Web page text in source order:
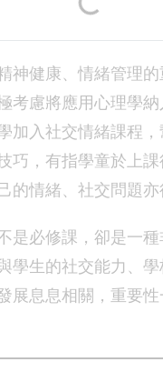
神健康、情緒管理
考慮將應用心理學納
加入社交情緒課程
巧，有指學童於上
的情緒、社交問題亦
是必修課，卻是一
學生的社交能力、
展息息相關，重要